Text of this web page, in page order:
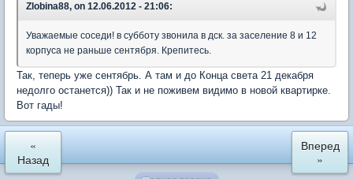
Zlobina88, on 12.06.2012 - 21:06:
Уважаемые соседи! в субботу звонила в дск. за заселение 8 и 12
корпуса не раньше сентября. Крепитесь.
Так, теперь уже сентябрь. А там и до Конца света 21 декабря
недолго останется)) Так и не поживем видимо в новой квартирке.
Вот гады!
«
Назад
Вперед
»